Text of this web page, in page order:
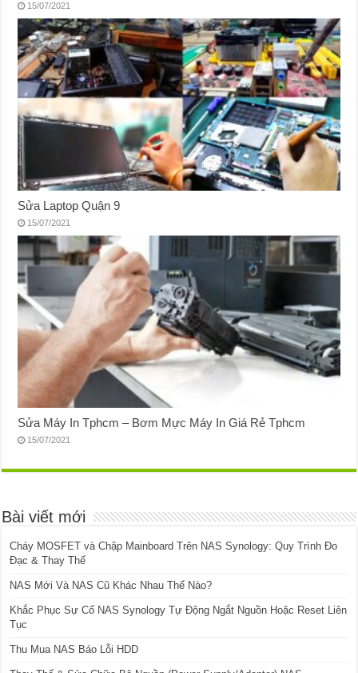
15/07/2021
Sửa Laptop Quận 9
15/07/2021
Sửa Máy In Tphcm – Bơm Mực Máy In Giá Rẻ Tphcm
15/07/2021
Bài viết mới
Cháy MOSFET và Chập Mainboard Trên NAS Synology: Quy Trình Đo
Đạc & Thay Thế
NAS Mới Và NAS Cũ Khác Nhau Thế Nào?
Khắc Phục Sự Cố NAS Synology Tự Động Ngắt Nguồn Hoặc Reset Liên
Tục
Thu Mua NAS Báo Lỗi HDD